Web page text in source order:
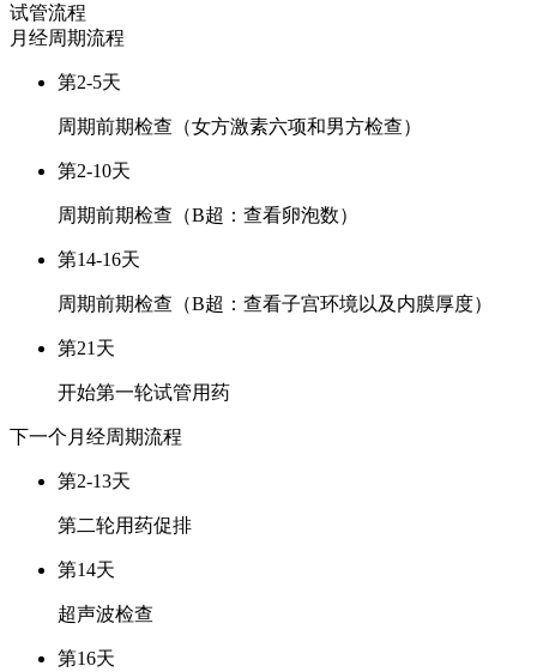
试管流程
月经周期流程
第2-5天
周期前期检查（女方激素六项和男方检查）
第2-10天
周期前期检查（B超：查看卵泡数）
第14-16天
周期前期检查（B超：查看子宫环境以及内膜厚度）
第21天
开始第一轮试管用药
下一个月经周期流程
第2-13天
第二轮用药促排
第14天
超声波检查
第16天